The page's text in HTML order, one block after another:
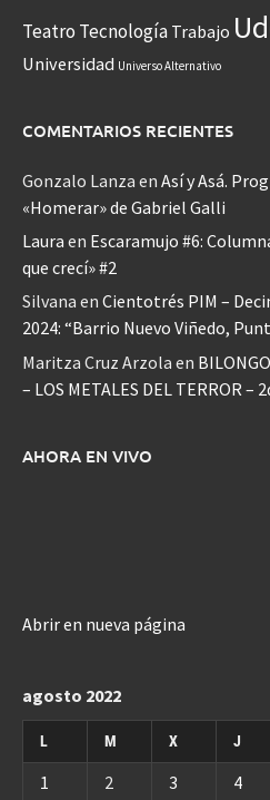
Teatro Tecnología Trabajo
Universidad Universo Alternativo
COMENTARIOS RECIENTES
Gonzalo Lanza en Así y Asá.
«Homerar» de Gabriel Galli
Laura en Escaramujo #6:
que crecí» #2
Silvana en Cientotrés PIM –
2024: “Barrio Nuevo Viñedo,
Maritza Cruz Arzola en
– LOS METALES DEL TERROR –
AHORA EN VIVO
Abrir en nueva página
agosto 2022
L M X J
1 2 3 4